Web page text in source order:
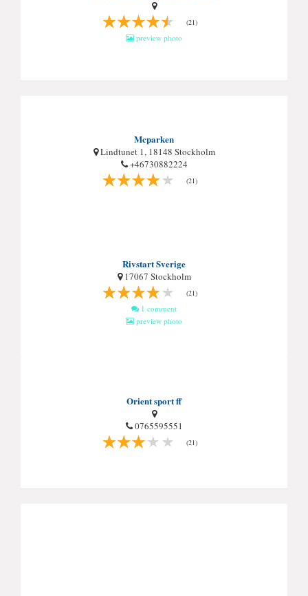
(21)
preview photo
Mcparken
Lindtunet 1, 18148 Stockholm
+46730882224
(21)
Rivstart Sverige
17067 Stockholm
(21)
1 comment
preview photo
Orient sport ff
0765595551
(21)